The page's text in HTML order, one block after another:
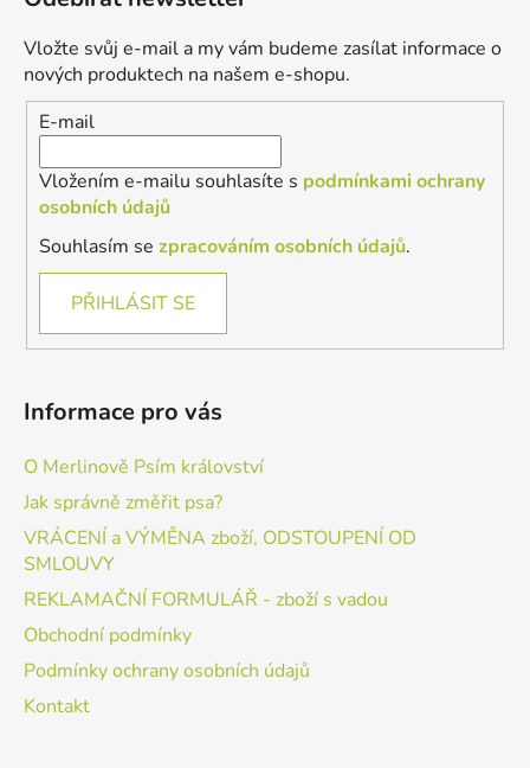
Vložte svůj e-mail a my vám budeme zasílat informace o
nových produktech na našem e-shopu.
E-mail
Vložením e-mailu souhlasíte s podmínkami ochrany
osobních údajů
Souhlasím se zpracováním osobních údajů.
PŘIHLÁSIT SE
Informace pro vás
O Merlinově Psím království
Jak správně změřit psa?
VRÁCENÍ a VÝMĚNA zboží, ODSTOUPENÍ OD
SMLOUVY
REKLAMAČNÍ FORMULÁŘ - zboží s vadou
Obchodní podmínky
Podmínky ochrany osobních údajů
Kontakt